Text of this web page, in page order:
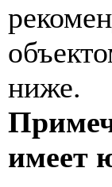
ниже.
имеет